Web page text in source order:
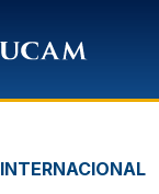
INTERNACIONAL